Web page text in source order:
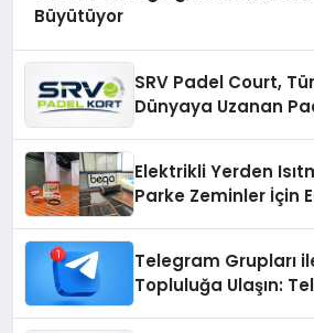
Büyütüyor
SRV Padel Court,
Dünyaya Uzanan
Elektrikli Yerden
Parke Zeminler İçin
Telegram Grupları
Topluluğa Ulaşın: